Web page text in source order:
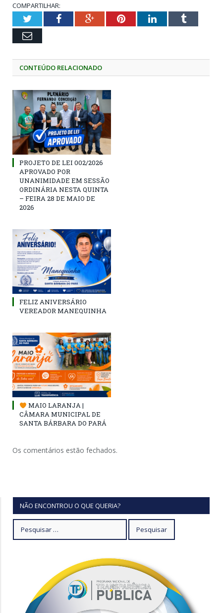
COMPARTILHAR:
TwitterFacebookGoogle+PinterestLinkedInTumblr
Email
CONTEÚDO RELACIONADO
PROJETO DE LEI 002/2026
APROVADO POR
UNANIMIDADE EM SESSÃO
ORDINÁRIA NESTA QUINTA
– FEIRA 28 DE MAIO DE
2026
FELIZ ANIVERSÁRIO
VEREADOR MANEQUINHA
MAIO LARANJA |
CÂMARA MUNICIPAL DE
SANTA BÁRBARA DO PARÁ
Os comentários estão fechados.
NÃO ENCONTROU O QUE QUERIA?